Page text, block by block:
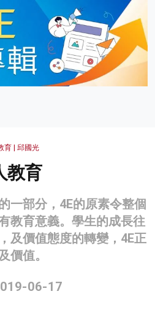
育 | 邱國光
教育
一部分，4E的原素令整個
教育意義。學生的成長往
及價值態度的轉變，4E正
價值。
06-17